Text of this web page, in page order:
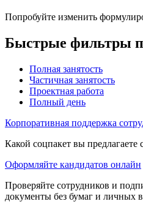
Попробуйте изменить
Быстрые фильтры
Полная занятость
Частичная занятость
Проектная работа
Полный день
Корпоративная поддержка
Какой соцпакет вы
Оформляйте кандидатов онлайн
Проверяйте сотрудников и
документы без бумаг и личных